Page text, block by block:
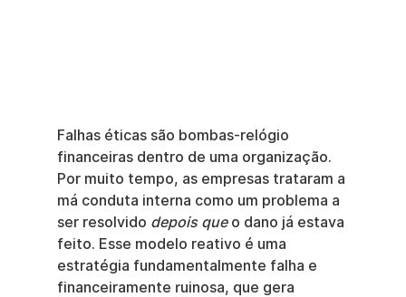
Falhas éticas são bombas-relógio
financeiras dentro de uma organização.
Por muito tempo, as empresas trataram a
má conduta interna como um problema a
ser resolvido depois que o dano já estava
feito. Esse modelo reativo é uma
estratégia fundamentalmente falha e
financeiramente ruinosa, que gera